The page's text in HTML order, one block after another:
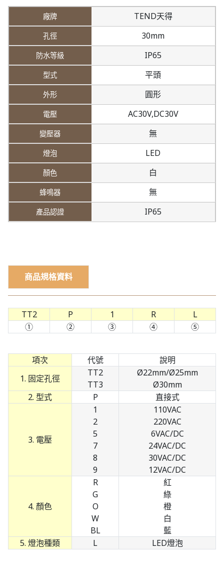
TEND天得
30mm
IP65
平頭
圓形
AC30V,DC30V
無
LED
白
無
IP65
商品規格資料
TT2 P 1 R
L
①
② ③ ④ ⑤
項次 代號
說明
1. 固定孔徑
TT2
TT3
Ø22mm/Ø25mm
Ø30mm
2. 型式
P 直接式
3. 電壓
1
2
5
7
8
9
110VAC
220VAC
6VAC/DC
24VAC/DC
30VAC/DC
12VAC/DC
4. 顏色
R
G
O
W
BL
紅
綠
橙
白
藍
5. 燈泡種類
L LED燈泡